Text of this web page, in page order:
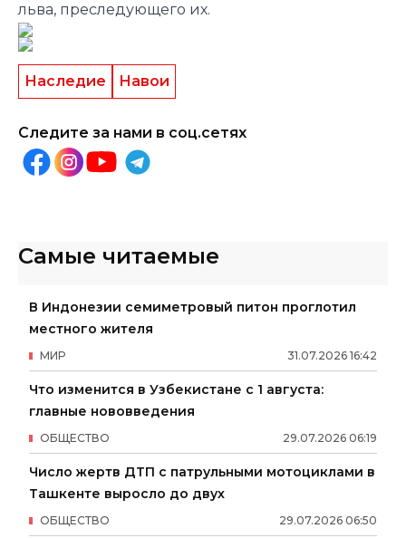
льва, преследующего их.
Наследие Навои
Следите за нами в соц.сетях
Самые читаемые
В Индонезии семиметровый питон проглотил
местного жителя
31.07.2026 16:42
МИР
Что изменится в Узбекистане с 1 августа:
главные нововведения
29.07.2026 06:19
ОБЩЕСТВО
Число жертв ДТП с патрульными мотоциклами в
Ташкенте выросло до двух
29.07.2026 06:50
ОБЩЕСТВО